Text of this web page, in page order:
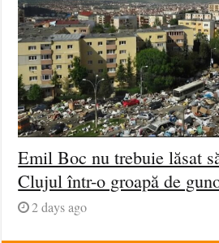
Emil Boc nu trebuie lăsat
Clujul într-o groapă de
2 days ago